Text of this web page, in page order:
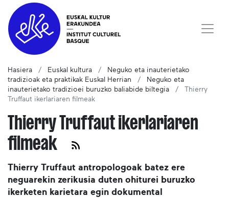
Hasiera Euskal kultura
Neguko eta inauterietako
tradizioak eta praktikak Euskal Herrian
Neguko eta
inauterietako tradizioei buruzko baliabide biltegia
Thierry
Truffaut ikerlariaren filmeak
Thierry Truffaut ikerlariaren
filmeak
Thierry Truffaut antropologoak batez ere
neguarekin zerikusia duten ohiturei buruzko
ikerketen karietara egin dokumental